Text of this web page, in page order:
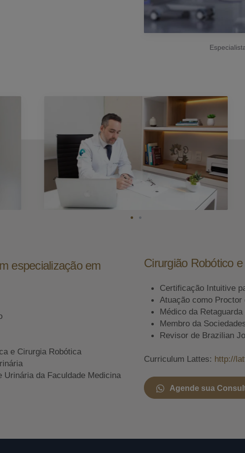
especialização em
e Cirurgia Robótica
da Faculdade Medicina
Cirurgião Robótico
Certificação Intuitive
Atuação como
Médico da
Membro da
Revisor de Brazilian
Curriculum Lattes: http://
Agende sua